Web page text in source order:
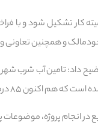
و همچنین تعاونی
داخلی شرکت عمران شهرهای جدید انجام شده است.
پمپاژ و منبع‌، با حدود ۳۶ میلیارد